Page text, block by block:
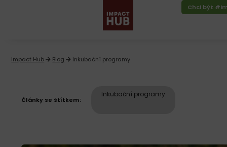
Chci být
Impact Hub Blog Inkubační programy
Články se štítkem:
Inkubační programy